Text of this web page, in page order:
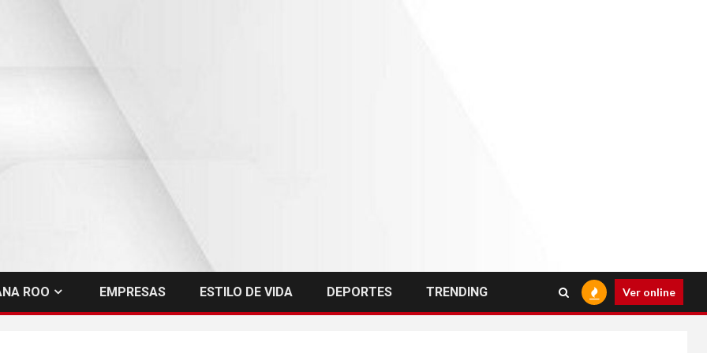
ROO EMPRESAS ESTILO DE VIDA DEPORTES TRENDING Ver online